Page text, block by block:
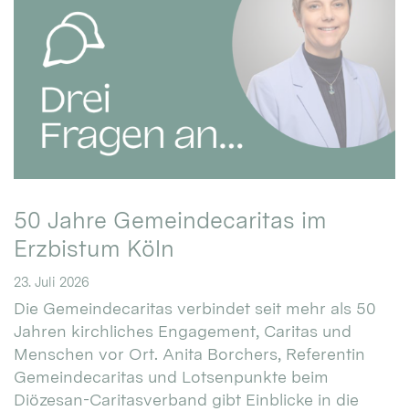
50 Jahre Gemeindecaritas im
Erzbistum Köln
23. Juli 2026
Die Gemeindecaritas verbindet seit mehr als 50
Jahren kirchliches Engagement, Caritas und
Menschen vor Ort. Anita Borchers, Referentin
Gemeindecaritas und Lotsenpunkte beim
Diözesan-Caritasverband gibt Einblicke in die